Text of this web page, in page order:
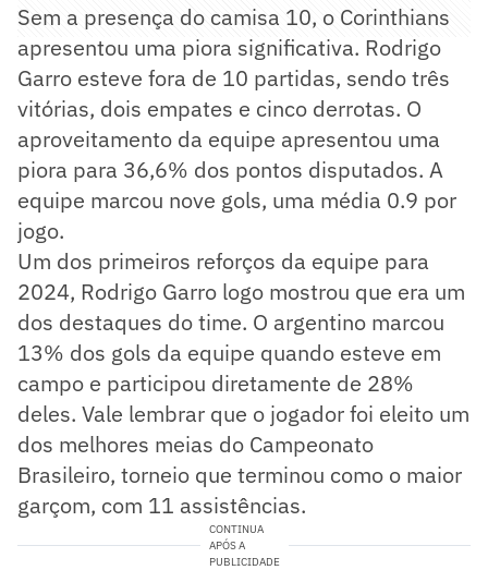
Sem a presença do camisa 10, o Corinthians
apresentou uma piora significativa. Rodrigo
Garro esteve fora de 10 partidas, sendo três
vitórias, dois empates e cinco derrotas. O
aproveitamento da equipe apresentou uma
piora para 36,6% dos pontos disputados. A
equipe marcou nove gols, uma média 0.9 por
jogo.
Um dos primeiros reforços da equipe para
2024, Rodrigo Garro logo mostrou que era um
dos destaques do time. O argentino marcou
13% dos gols da equipe quando esteve em
campo e participou diretamente de 28%
deles. Vale lembrar que o jogador foi eleito um
dos melhores meias do Campeonato
Brasileiro, torneio que terminou como o maior
garçom, com 11 assistências.
CONTINUA
APÓS A
PUBLICIDADE